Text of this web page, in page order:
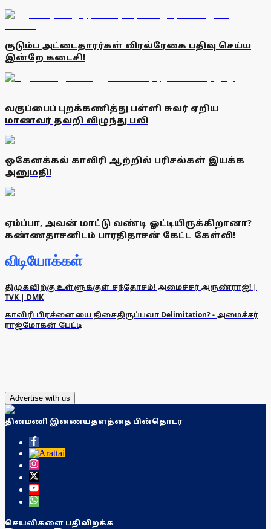
குடும்ப அட்டைதாரர்கள் விரல்ரேகை பதிவு செய்ய
இன்றே கடைசி!
வகுப்பைப் புறக்கணித்து பள்ளி சுவர் ஏறிய
மாணவர் தவறி விழுந்து பலி
ஒகேனக்கல் காவிரி ஆற்றில் பரிசல்கள் இயக்க
அனுமதி!
ஏம்ப்பா, அவன் மாட்டு வண்டி ஓட்டியிருக்கிறானா?
கண்ணதாசனிடம் பாரதிதாசன் கேட்ட கேள்வி!
விடியோக்கள்
திமுகவிற்கு உள்ளுக்குள் சந்தோசம்! அமைச்சர் அருண்ராஜ்! |
TVK | DMK
காவிரி பிரச்னையை திசைதிருப்பவா Delimitation? - அமைச்சர்
ராஜ்மோகன் பேட்டி
Advertise with us
தினமணி இணையதளத்தை பின்தொடர
செயலிகளை பதிவிறக்க